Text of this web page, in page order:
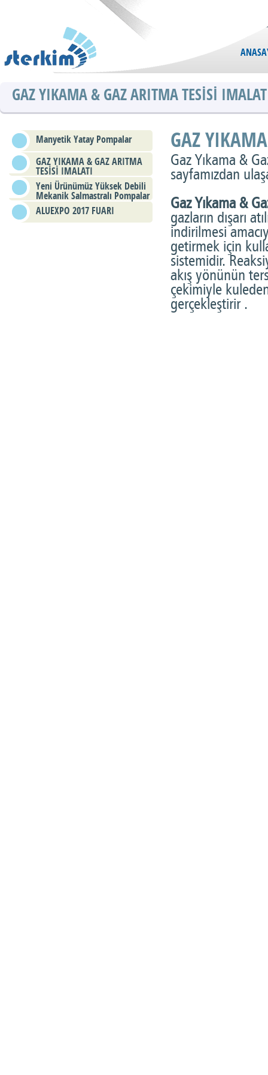
GAZ YIKAMA & GAZ ARITMA TESİSİ
Manyetik Yatay Pompalar
GAZ YIKAMA & GAZ ARITMA
TESİSİ IMALATI
Yeni Ürünümüz Yüksek Debili
Mekanik Salmastralı Pompalar
ALUEXPO 2017 FUARI
GAZ
Gaz Yıkama &
sayfamızdan
Gaz Yıkama &
gazların dışarı
indirilmesi
getirmek için
sistemidir.
akış yönünün
çekimiyle
gerçekleştirir .